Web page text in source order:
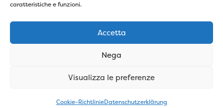
caratteristiche e funzioni.
Accetta
Nega
Visualizza le preferenze
Cookie-RichtlinieDatenschutzerklärung
STEFANO E FIGLIO S.S - P.IVA01741260473